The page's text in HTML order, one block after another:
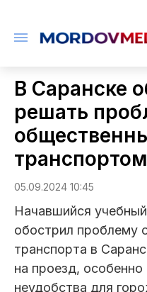
В Саранске
решать
транспортом
05.09.2024 10:45
Начавшийся
обострил проблему
транспорта в
на проезд,
неудобства для